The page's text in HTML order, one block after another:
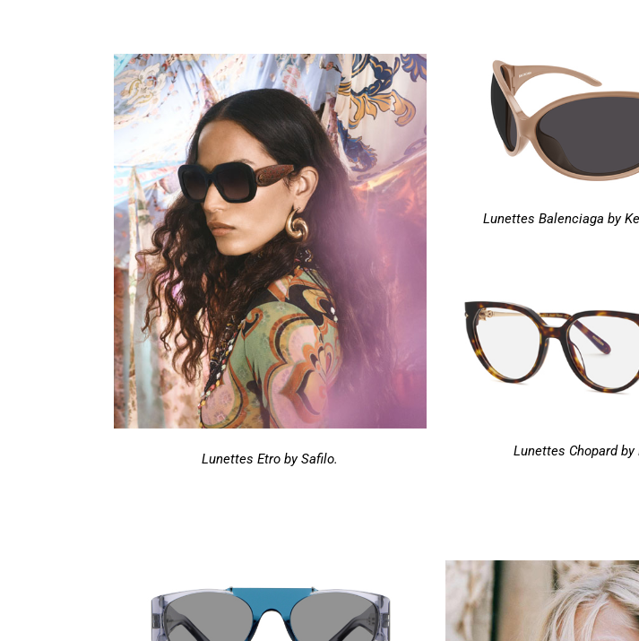
Lunettes Etro by Safilo.
Lunettes Balenciaga by
Lunettes Chopard by